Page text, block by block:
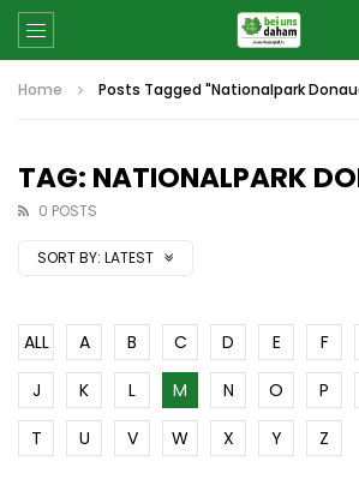
Home Posts Tagged "Nationalpark
TAG: NATIONALPARK
0 POSTS
SORT BY: LATEST
ALL A B C D E F
J
K L M N O P
T
U V W X Y Z